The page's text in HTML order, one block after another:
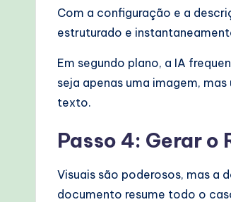
Com a configuração e a
estruturado e
Em segundo plano, a IA
seja apenas uma imagem,
texto.
Passo 4: Gerar o
Visuais são poderosos, mas a
documento resume todo o